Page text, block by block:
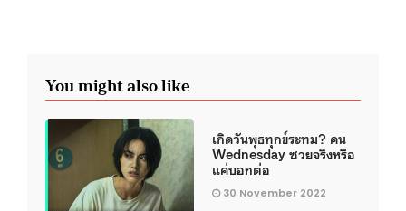
You might also like
เกิดวันพุธทุกข์ระทม? คน
Wednesday ซวยจริงหรือ
แค่บอกต่อ
30 November 2022